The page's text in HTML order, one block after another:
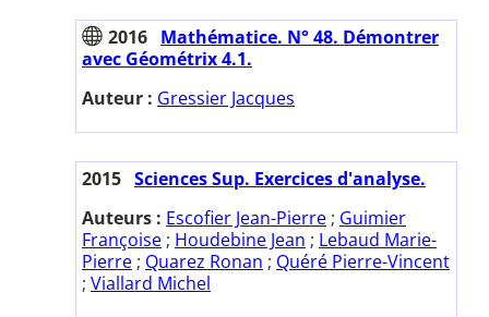
2016 Mathématice. N° 48. Démontrer
avec Géométrix 4.1.
Auteur : Gressier Jacques
2015 Sciences Sup. Exercices d'analyse.
Auteurs : Escofier Jean-Pierre ; Guimier
Françoise ; Houdebine Jean ; Lebaud Marie-
Pierre ; Quarez Ronan ; Quéré Pierre-Vincent
; Viallard Michel